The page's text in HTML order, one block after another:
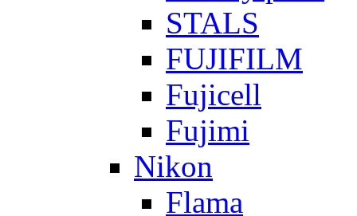
STALS
FUJIFILM
Fujicell
Fujimi
Nikon
Flama